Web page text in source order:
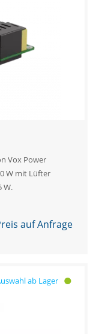
Vox Power
W mit Lüfter
W.
auf Anfrage
ab Lager